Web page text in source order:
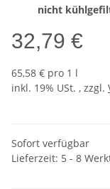
nicht
32,79 €
65,58 € pro 1 l
inkl. 19% USt. , zzgl.
Sofort verfügbar
Lieferzeit: 5 - 8